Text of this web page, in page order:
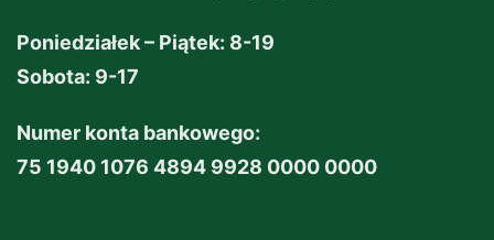
Poniedziałek – Piątek: 8-19
Sobota: 9-17
Numer konta bankowego:
75 1940 1076 4894 9928 0000 0000